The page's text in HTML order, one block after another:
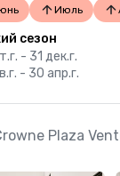
Июль
сезон
- 31 дек.г.
- 30 апр.г.
Plaza